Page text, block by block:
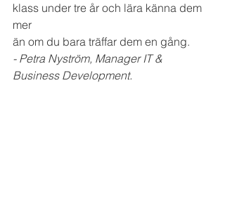
klass under tre år och lära känna dem
mer
än om du bara träffar dem en gång.
- Petra Nyström, Manager IT &
Business Development.